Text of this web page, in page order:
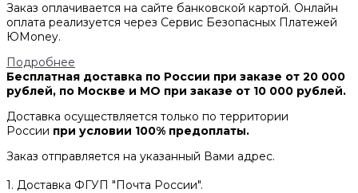
Заказ оплачивается на сайте банковской картой. Онлайн
оплата реализуется через Сервис Безопасных Платежей
ЮMoney.
Подробнее
Бесплатная доставка по России при заказе от 20 000
рублей, по Москве и МО при заказе от 10 000 рублей.
Доставка осуществляется только по территории
России при условии 100% предоплаты.
Заказ отправляется на указанный Вами адрес.
1. Доставка ФГУП "Почта России".